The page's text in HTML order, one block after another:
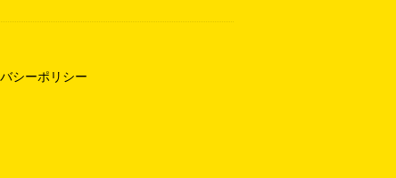
シーポリシー